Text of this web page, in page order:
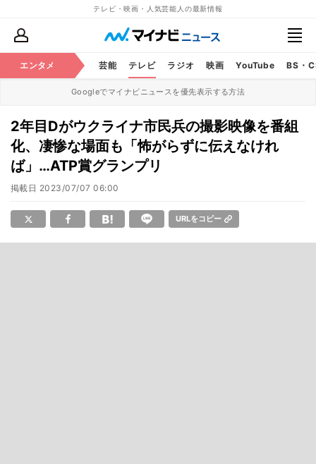
テレビ・映画・人気芸能人の最新情報
エンタメ 芸能 テレビ ラジオ 映画 YouTube BS・
Googleでマイナビニュースを優先表示する方法
2年目Dがウクライナ市民兵の撮影映像を番組
化、凄惨な場面も「怖がらずに伝えなけれ
ば」…ATP賞グランプリ
掲載日 2023/07/07 06:00
URLをコピー